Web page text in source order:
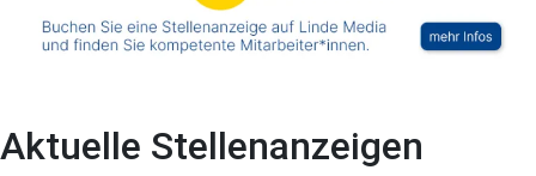
Aktuelle Stellenanzeigen